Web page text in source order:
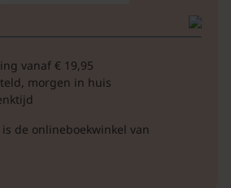
vanaf € 19,95
morgen in huis
is de onlineboekwinkel van